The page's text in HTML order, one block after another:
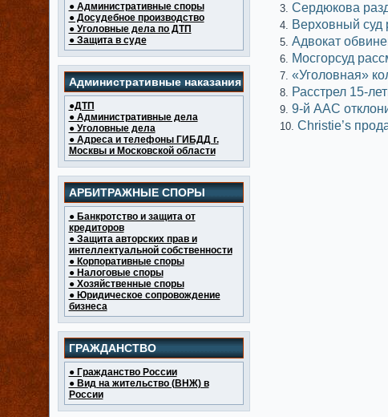
● Административные споры
● Досудебное производство
● Уголовные дела по ДТП
● Защита в суде
Административные наказания
●ДТП
● Административные дела
● Уголовные дела
● Адреса и телефоны ГИБДД г.
Москвы и Московской области
АРБИТРАЖНЫЕ СПОРЫ
● Банкротство и защита от
кредиторов
● Защита авторских прав и
интеллектуальной собственности
● Корпоративные споры
● Налоговые споры
● Хозяйственные споры
● Юридическое сопровождение
бизнеса
ГРАЖДАНСТВО
● Гражданство России
● Вид на жительство (ВНЖ) в
России
Сердюкова
Верховный суд
Адвокат
Мосгорсуд
«Уголовная»
Расстрел 15-
9-й ААС
Christie’s